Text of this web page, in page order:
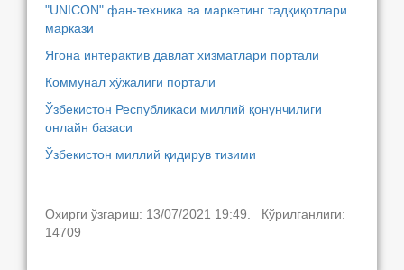
"UNICON" фан-техника ва маркетинг тадқиқотлари
маркази
Ягона интерактив давлат хизматлари портали
Коммунал хўжалиги портали
Ўзбекистон Республикаси миллий қонунчилиги
онлайн базаси
Ўзбекистон миллий қидирув тизими
Охирги ўзгариш: 13/07/2021 19:49. Кўрилганлиги:
14709